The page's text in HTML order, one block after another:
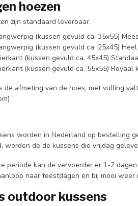
hoezen
zijn standaard leverbaar.
(kussen gevuld ca. 35x55)
(kussen gevuld ca. 25x45)
(kussen gevuld ca. 45x45)
(kussen gevuld ca. 55x55)
de afmeting van de hoes, met vulling
)
worden in Nederland op bestelling
worden de de kussens die vrijdag
periode kan de vervoerder er 1-2
naar feestdagen en bij mooi weer
outdoor kussens